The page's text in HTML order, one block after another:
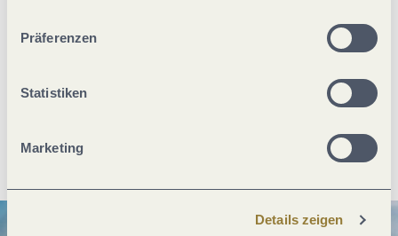
Präferenzen
Statistiken
Marketing
Details zeigen
PDF erzeugen